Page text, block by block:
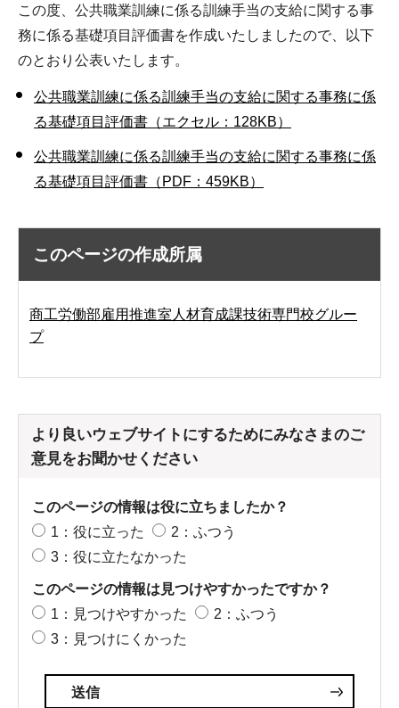
この度、公共職業訓練に係る訓練手当の支給に関する事
務に係る基礎項目評価書を作成いたしましたので、以下
のとおり公表いたします。
公共職業訓練に係る訓練手当の支給に関する事務に係
る基礎項目評価書（エクセル：128KB）
公共職業訓練に係る訓練手当の支給に関する事務に係
る基礎項目評価書（PDF：459KB）
このページの作成所属
商工労働部雇用推進室人材育成課技術専門校グルー
プ
より良いウェブサイトにするためにみなさまのご
意見をお聞かせください
このページの情報は役に立ちましたか？
1：役に立った
2：ふつう
3：役に立たなかった
このページの情報は見つけやすかったですか？
1：見つけやすかった
2：ふつう
3：見つけにくかった